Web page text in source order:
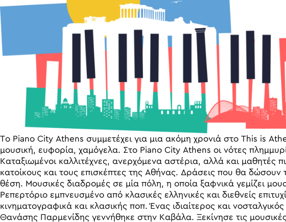
Το Piano City Athens συμμετέχει για μια ακόμη χρονιά στο This is
μουσική, ευφορία, χαμόγελα. Στο Piano City Athens οι νότες
Καταξιωμένοι καλλιτέχνες, ανερχόμενα αστέρια, αλλά και
κατοίκους και τους επισκέπτες της Αθήνας. Δράσεις που θα δώσουν
θέση. Μουσικές διαδρομές σε μία πόλη, η οποία ξαφνικά γεμίζει
Ρεπερτόριο εμπνευσμένο από κλασικές ελληνικές και διεθνείς
κινηματογραφικά και κλασικής ποπ. Ένας ιδιαίτερος και
Θανάσης Παρμενίδης γεννήθηκε στην Καβάλα. Ξεκίνησε τις